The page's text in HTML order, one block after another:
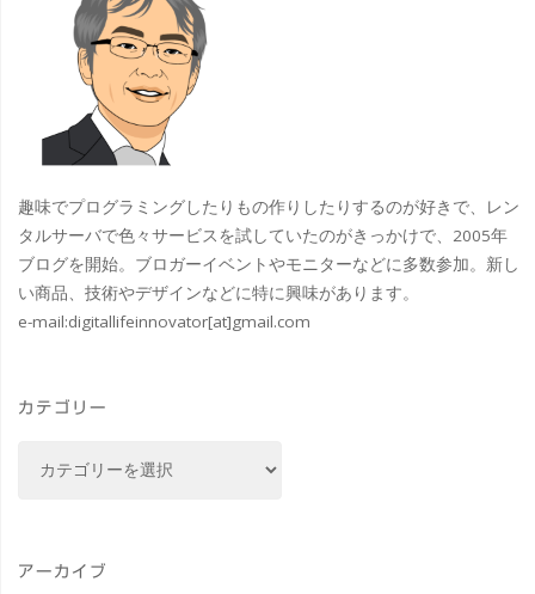
る
2025
ひ
し
ま
フ
ー
趣味でプログラミングしたりもの作りしたりするのが好きで、レン
タルサーバで色々サービスを試していたのがきっかけで、2005年
ブログを開始。ブロガーイベントやモニターなどに多数参加。新し
い商品、技術やデザインなどに特に興味があります。
e-mail:digitallifeinnovator[at]gmail.com
カテゴリー
ー
アーカイブ